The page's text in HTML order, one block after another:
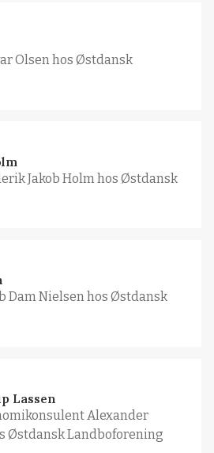
Olsen hos Østdansk
Jakob Holm hos Østdansk
Dam Nielsen hos Østdansk
Lassen
Alexander
Østdansk Landboforening